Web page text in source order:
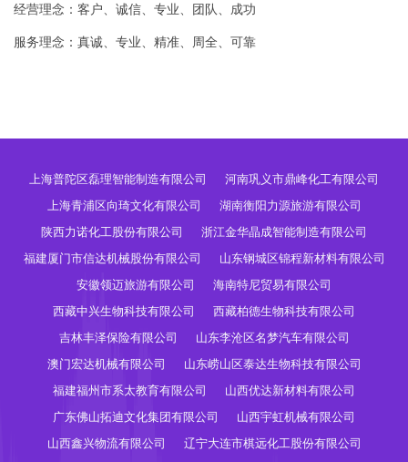
经营理念：客户、诚信、专业、团队、成功
服务理念：真诚、专业、精准、周全、可靠
上海普陀区磊理智能制造有限公司
河南巩义市鼎峰化工有限公司
上海青浦区向琦文化有限公司
湖南衡阳力源旅游有限公司
陕西力诺化工股份有限公司
浙江金华晶成智能制造有限公司
福建厦门市信达机械股份有限公司
山东钢城区锦程新材料有限公司
安徽领迈旅游有限公司
海南特尼贸易有限公司
西藏中兴生物科技有限公司
西藏柏德生物科技有限公司
吉林丰泽保险有限公司
山东李沧区名梦汽车有限公司
澳门宏达机械有限公司
山东崂山区泰达生物科技有限公司
福建福州市系太教育有限公司
山西优达新材料有限公司
广东佛山拓迪文化集团有限公司
山西宇虹机械有限公司
山西鑫兴物流有限公司
辽宁大连市棋远化工股份有限公司